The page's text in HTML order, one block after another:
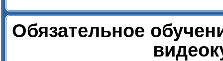
Обязательное